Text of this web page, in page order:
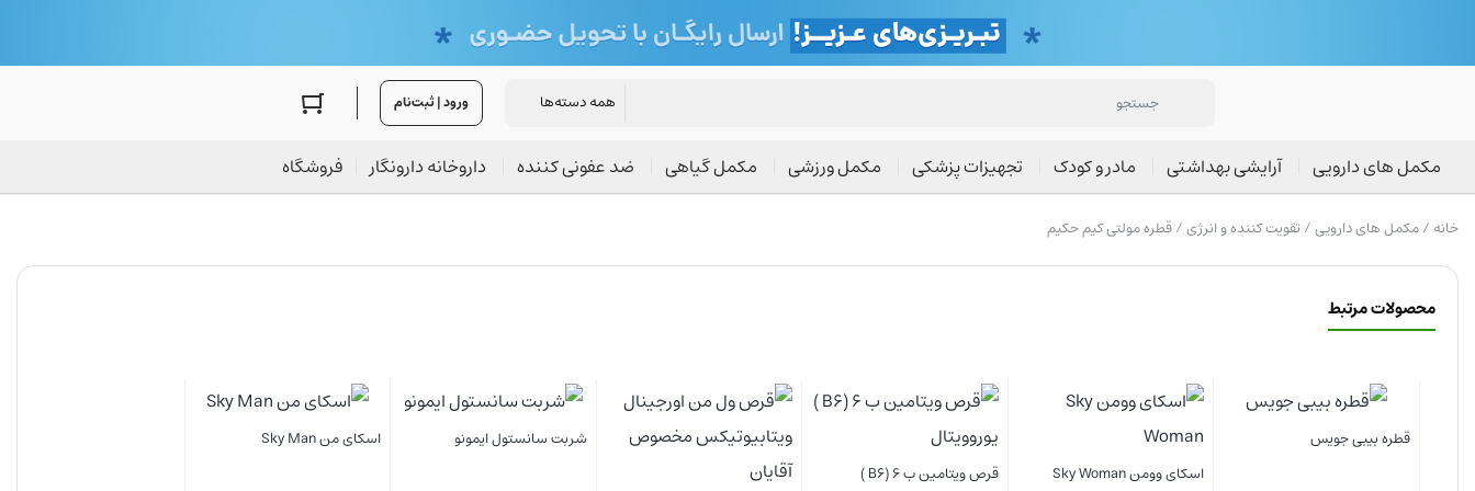
ورود | ثبت‌نام
مکمل های دارویی آرایشی بهداشتی مادر و کودک تجهیزات پزشکی مکمل ورزشی مکمل گیاهی ضد عفونی کننده داروخانه دارونگار فروشگاه
خانه /مکمل های دارویی/تقویت کننده و انرژی/ قطره مولتی کیم حکیم
محصولات مرتبط
شربت سانستول ایمونو اسکای من Sky Man